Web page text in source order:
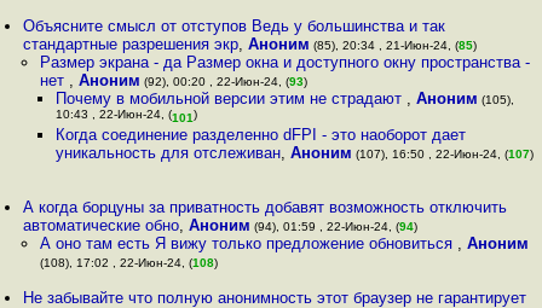
Объясните смысл от отступов Ведь у большинства и так
стандартные разрешения экр,Аноним (85), 20:34 , 21-Июн-24, (85)
Размер экрана - да Размер окна и доступного окну пространства -
нет , Аноним (92), 00:20 , 22-Июн-24, (93)
Почему в мобильной версии этим не страдают , Аноним (105),
10:43 , 22-Июн-24, (101)
Когда соединение разделенно dFPI - это наоборот дает
уникальность для отслеживан, Аноним (107), 16:50 , 22-Июн-24, (107)
А когда борцуны за приватность добавят возможность отключить
автоматические обно,Аноним (94), 01:59 , 22-Июн-24, (94)
А оно там есть Я вижу только предложение обновиться , Аноним
(108), 17:02 , 22-Июн-24, (108)
Не забывайте что полную анонимность этот браузер не гарантирует